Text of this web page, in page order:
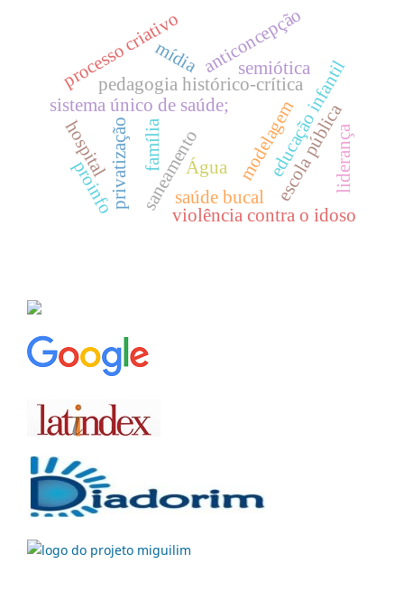
saneamento
sistema único de saúde;
pedagogia histórico-críticaeducação infantil
processo criativo
modelagem
privatização Água
mídia
proinfo escola pública
violência contra o idoso
anticoncepção
liderança
hospital
semiótica
saúde bucal
família